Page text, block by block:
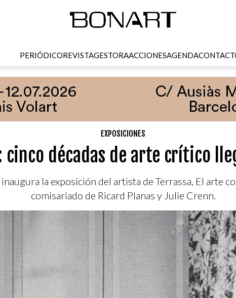
PERIÓDICOREVISTAGESTORAACCIONESAGENDA
EXPOSICIONES
cinco décadas de arte crítico
inaugura la exposición del artista de Terrassa, El arte
comisariado de Ricard Planas y Julie Crenn.